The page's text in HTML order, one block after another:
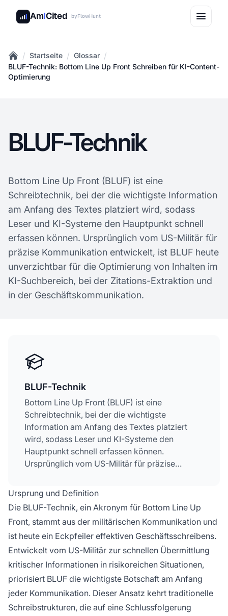
AmICited byFlowHunt
Home
/ Startseite / Glossar /
BLUF-Technik: Bottom Line Up Front Schreiben für KI-Content-
Optimierung
BLUF-Technik
Bottom Line Up Front (BLUF) ist eine
Schreibtechnik, bei der die wichtigste Information
am Anfang des Textes platziert wird, sodass
Leser und KI-Systeme den Hauptpunkt schnell
erfassen können. Ursprünglich vom US-Militär für
präzise Kommunikation entwickelt, ist BLUF heute
unverzichtbar für die Optimierung von Inhalten im
KI-Suchbereich, bei der Zitations-Extraktion und
in der Geschäftskommunikation.
BLUF-Technik
Bottom Line Up Front (BLUF) ist eine
Schreibtechnik, bei der die wichtigste
Information am Anfang des Textes platziert
wird, sodass Leser und KI-Systeme den
Hauptpunkt schnell erfassen können.
Ursprünglich vom US-Militär für präzise
unverzichtbar für die Optimierung von Inhalten
im KI-Suchbereich, bei der Zitations-Extraktion
und in der Geschäftskommunikation.
Ursprung und Definition
Die BLUF-Technik, ein Akronym für Bottom Line Up
Front, stammt aus der militärischen Kommunikation und
ist heute ein Eckpfeiler effektiven Geschäftsschreibens.
Entwickelt vom US-Militär zur schnellen Übermittlung
kritischer Informationen in risikoreichen Situationen,
priorisiert BLUF die wichtigste Botschaft am Anfang
jeder Kommunikation. Dieser Ansatz kehrt traditionelle
Schreibstrukturen, die auf eine Schlussfolgerung